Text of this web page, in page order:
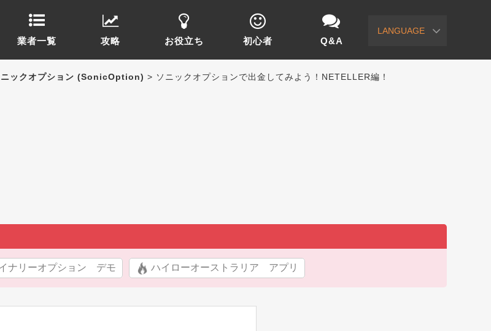
LANGUAGE
業者一覧 攻略 お役立ち 初心者 Q&A
ニックオプション (SonicOption) > ソニックオプションで出金してみよう！NETELLER編！
ナリーオプション デモ ハイローオーストラリア アプリ